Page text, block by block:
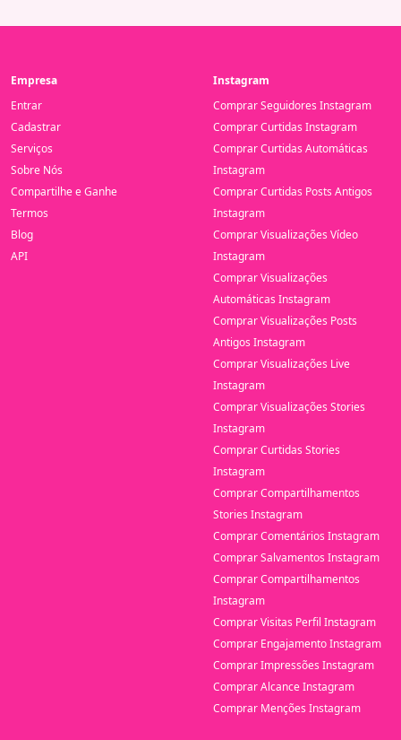
Empresa
Entrar
Cadastrar
Serviços
Sobre Nós
Compartilhe e Ganhe
Termos
Blog
API
Instagram
Comprar Seguidores Instagram
Comprar Curtidas Instagram
Comprar Curtidas Automáticas
Instagram
Comprar Curtidas Posts Antigos
Instagram
Comprar Visualizações Vídeo
Instagram
Comprar Visualizações
Automáticas Instagram
Comprar Visualizações Posts
Antigos Instagram
Comprar Visualizações Live
Instagram
Comprar Visualizações Stories
Instagram
Comprar Curtidas Stories
Instagram
Comprar Compartilhamentos
Stories Instagram
Comprar Comentários Instagram
Comprar Salvamentos Instagram
Comprar Compartilhamentos
Instagram
Comprar Visitas Perfil Instagram
Comprar Engajamento Instagram
Comprar Impressões Instagram
Comprar Alcance Instagram
Comprar Menções Instagram